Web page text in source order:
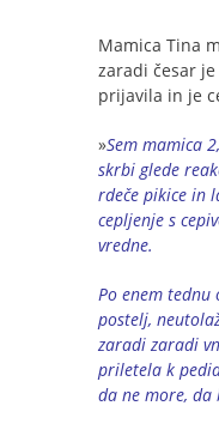
Mamica Tina
zaradi česar
prijavila in je
»Sem mamica
skrbi glede
rdeče pikice in
cepljenje s
vredne.
Po enem
postelj,
zaradi zaradi
priletela k
da ne more, da